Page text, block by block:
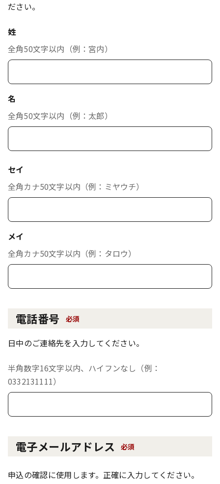
ださい。
姓
全角50文字以内（例：宮内）
名
全角50文字以内（例：太郎）
セイ
全角カナ50文字以内（例：ミヤウチ）
メイ
全角カナ50文字以内（例：タロウ）
電話番号 必須
日中のご連絡先を入力してください。
半角数字16文字以内、ハイフンなし（例：
0332131111）
電子メールアドレス 必須
申込の確認に使用します。正確に入力してください。